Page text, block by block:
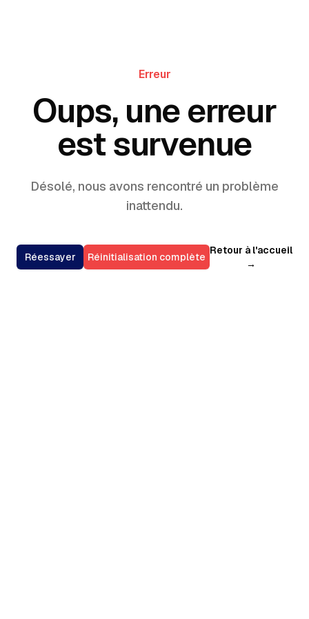
Erreur
Oups, une erreur
est survenue
Désolé, nous avons rencontré un problème
inattendu.
Réessayer Réinitialisation complète
Retour à l'accueil
→